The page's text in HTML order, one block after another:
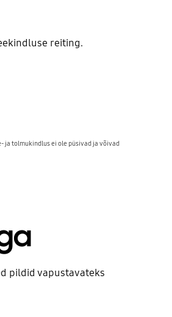
reiting.
ja tolmukindlus ei ole püsivad ja võivad
pildid vapustavateks